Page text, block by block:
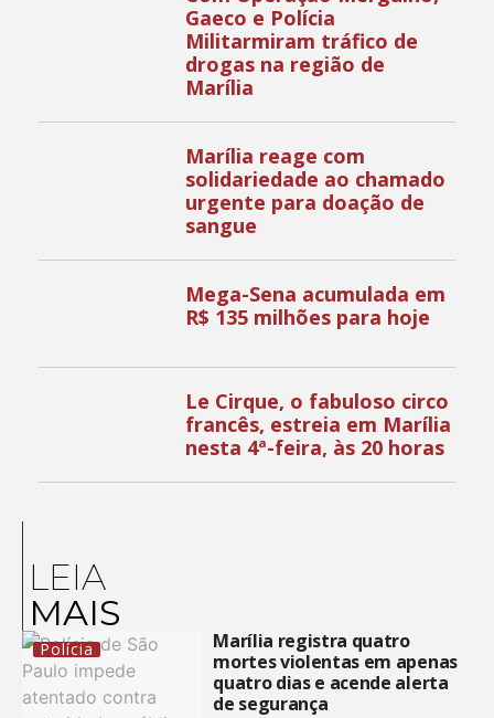
Gaeco e Polícia
Militarmiram tráfico de
drogas na região de
Marília
Marília reage com
solidariedade ao chamado
urgente para doação de
sangue
Mega-Sena acumulada em
R$ 135 milhões para hoje
Le Cirque, o fabuloso circo
francês, estreia em Marília
nesta 4ª-feira, às 20 horas
LEIA
MAIS
Polícia
Marília registra quatro
mortes violentas em apenas
quatro dias e acende alerta
de segurança